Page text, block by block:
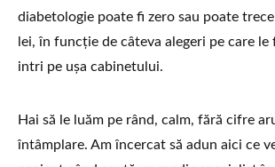
diabetologie poate fi zero sau poate
lei, în funcție de câteva alegeri pe care le
intri pe ușa cabinetului.
Hai să le luăm pe rând, calm, fără cifre
întâmplare. Am încercat să adun aici ce